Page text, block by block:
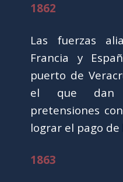
1862
Las fuerzas
Francia y
puerto de
el que dan
pretensiones
lograr el pago
1863